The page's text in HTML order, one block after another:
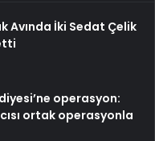
Avında İki Sedat Çelik
operasyon:
ortak operasyonla